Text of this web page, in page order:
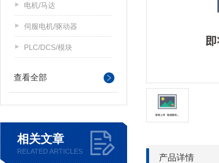
电机/马达
伺服电机/驱动器
PLC/DCS/模块
查看全部
相关文章
RELATED ARTICLES
产品详情